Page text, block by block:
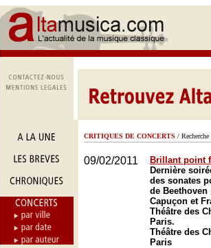
CRITIQUES DE CONCERTS / Recherche
09/02/2011
Brillant point
Dernière
des sonates
de Beethoven
Capuçon et
Théâtre des
Paris.
Théâtre des
Paris